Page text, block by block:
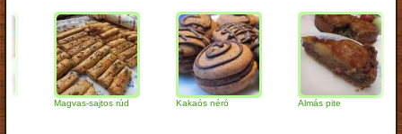
Magvas-sajtos rúd Kakaós néró Almás pite